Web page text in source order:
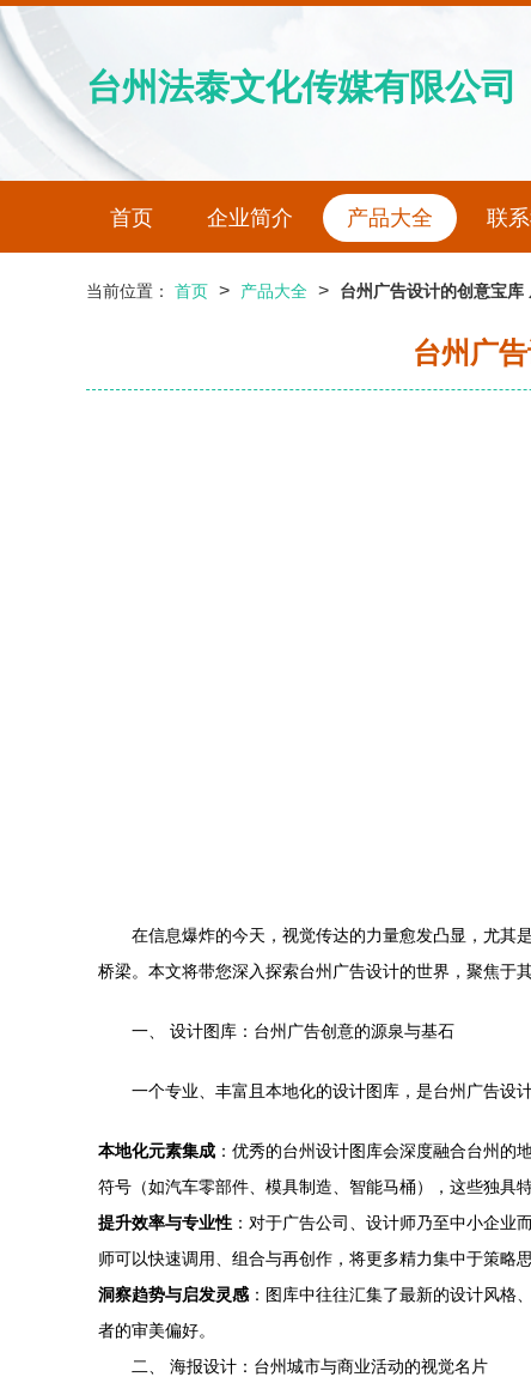
台州法泰文化传媒有限公司
首页 企业简介 产品大全 联
当前位置： 首页 > 产品大全 > 台州广告设计的创意宝
台州广
在信息爆炸的今天，视觉传达的力量愈发凸显，尤其
桥梁。本文将带您深入探索台州广告设计的世界，聚焦
一、 设计图库：台州广告创意的源泉与基石
一个专业、丰富且本地化的设计图库，是台州广告设
本地化元素集成 ：优秀的台州设计图库会深度融合台州的
符号（如汽车零部件、模具制造、智能马桶），这些独具
提升效率与专业性 ：对于广告公司、设计师乃至中小企
师可以快速调用、组合与再创作，将更多精力集中于策略
洞察趋势与启发灵感 ：图库中往往汇集了最新的设计风
者的审美偏好。
二、 海报设计：台州城市与商业活动的视觉名片